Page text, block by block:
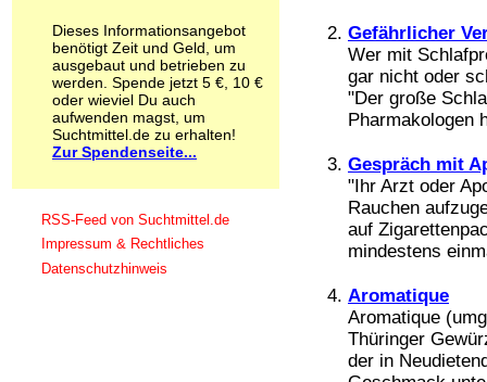
Gefährlicher
Wer mit
gar nicht oder
"Der große
Pharmakologen
Gespräch mit
"Ihr Arzt oder
Rauchen
auf
mindestens
Aromatique
Aromatique
Thüringer
der in
Psychopharmaka
Schlafmittel
Schmerzmittel
Schnüffelstoffe
Spice
Sucht / Süchte
Alkoholsucht
Co-Abhängigkeit
Computersucht
Ess-Brechsucht
Essstörungen
Fernsehsucht
Dieses Informationsangebot
benötigt Zeit und Geld, um
ausgebaut und betrieben zu
werden. Spende jetzt 5 €, 10 €
oder wieviel Du auch
aufwenden magst, um
Suchtmittel.de zu erhalten!
Zur Spendenseite...
RSS-Feed von Suchtmittel.de
Impressum & Rechtliches
Datenschutzhinweis